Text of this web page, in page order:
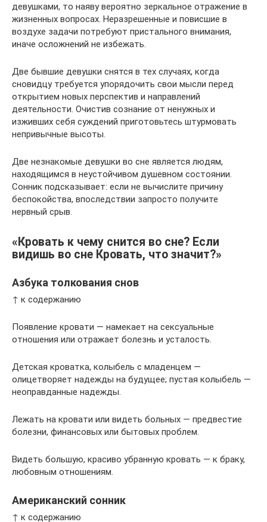
девушками, то наяву вероятно зеркальное отражение в
жизненных вопросах. Неразрешенные и повисшие в
воздухе задачи потребуют пристального внимания,
иначе осложнений не избежать.
Две бывшие девушки снятся в тех случаях, когда
сновидцу требуется упорядочить свои мысли перед
открытием новых перспектив и направлений
деятельности. Очистив сознание от ненужных и
изживших себя суждений приготовьтесь штурмовать
непривычные высоты.
Две незнакомые девушки во сне является людям,
находящимся в неустойчивом душевном состоянии.
Сонник подсказывает: если не вычислите причину
беспокойства, впоследствии запросто получите
нервный срыв.
«Кровать к чему снится во сне? Если
видишь во сне Кровать, что значит?»
Азбука толкования снов
↑ к содержанию
Появление кровати — намекает на сексуальные
отношения или отражает болезнь и усталость.
Детская кроватка, колыбель с младенцем —
олицетворяет надежды на будущее; пустая колыбель —
неоправданные надежды.
Лежать на кровати или видеть больных — предвестие
болезни, финансовых или бытовых проблем.
Видеть большую, красиво убранную кровать — к браку,
любовным отношениям.
Американский сонник
↑ к содержанию